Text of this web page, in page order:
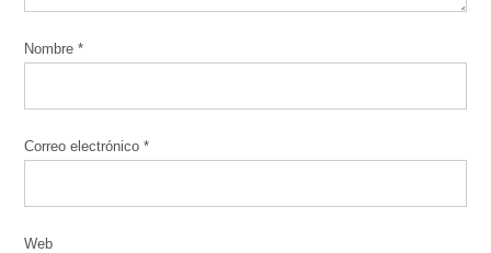
Nombre*
Correo electrónico*
Web